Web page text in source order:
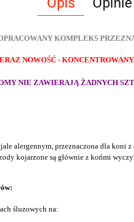
KOMPLEKS
NOWOŚĆ -
NIE ZAWIERAJĄ ŻADNYCH
alergennym, przeznaczona dla koni z
kojarzone są głównie z końmi
:
śluzowych na: